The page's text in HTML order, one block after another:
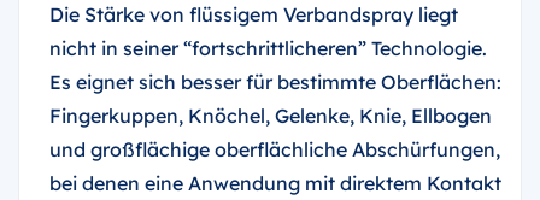
Die Stärke von flüssigem Verbandspray liegt
nicht in seiner “fortschrittlicheren” Technologie.
Es eignet sich besser für bestimmte Oberflächen:
Fingerkuppen, Knöchel, Gelenke, Knie, Ellbogen
und großflächige oberflächliche Abschürfungen,
bei denen eine Anwendung mit direktem Kontakt